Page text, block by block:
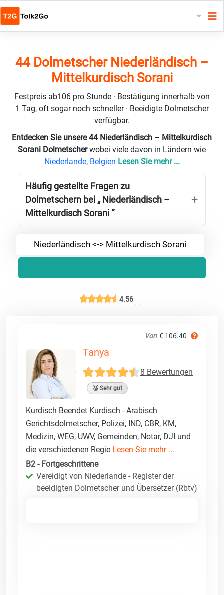
44 Dolmetscher Niederländisch –
Mittelkurdisch Sorani
Festpreis ab106 pro Stunde · Bestätigung innerhalb von
1 Tag, oft sogar noch schneller · Beeidigte Dolmetscher
verfügbar.
Entdecken Sie unsere 44 Niederländisch – Mittelkurdisch
Sorani Dolmetscherwobei viele davon in Ländern wie
Niederlande, Belgien Lesen Sie mehr ...
Häufig gestellte Fragen zu
Dolmetschern bei „ Niederländisch –
Mittelkurdisch Sorani “
Niederländisch <-> Mittelkurdisch Sorani
4.56
Von € 106.40
Tanya
8 Bewertungen
🥈 Sehr gut
Kurdisch Beendet Kurdisch - Arabisch
Gerichtsdolmetscher, Polizei, IND, CBR, KM,
Medizin, WEG, UWV, Gemeinden, Notar, DJI und
die verschiedenen Regie Lesen Sie mehr ...
B2 - Fortgeschrittene
Vereidigt von Niederlande - Register der
beeidigten Dolmetscher und Übersetzer (Rbtv)